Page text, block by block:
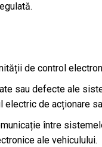
de control
sau defecte ale
electric de acționare
între
ale vehiculului.